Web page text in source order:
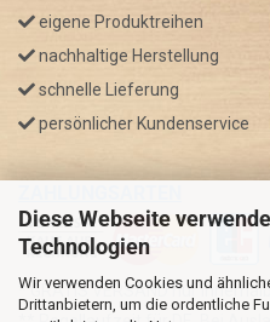
Diese Webseite
Technologien
Wir verwenden Cookies und
Drittanbietern, um die ordentliche
eigene Produktreihen
nachhaltige Herstellung
schnelle Lieferung
persönlicher Kundenservice
* GRATIS VERSAND nur